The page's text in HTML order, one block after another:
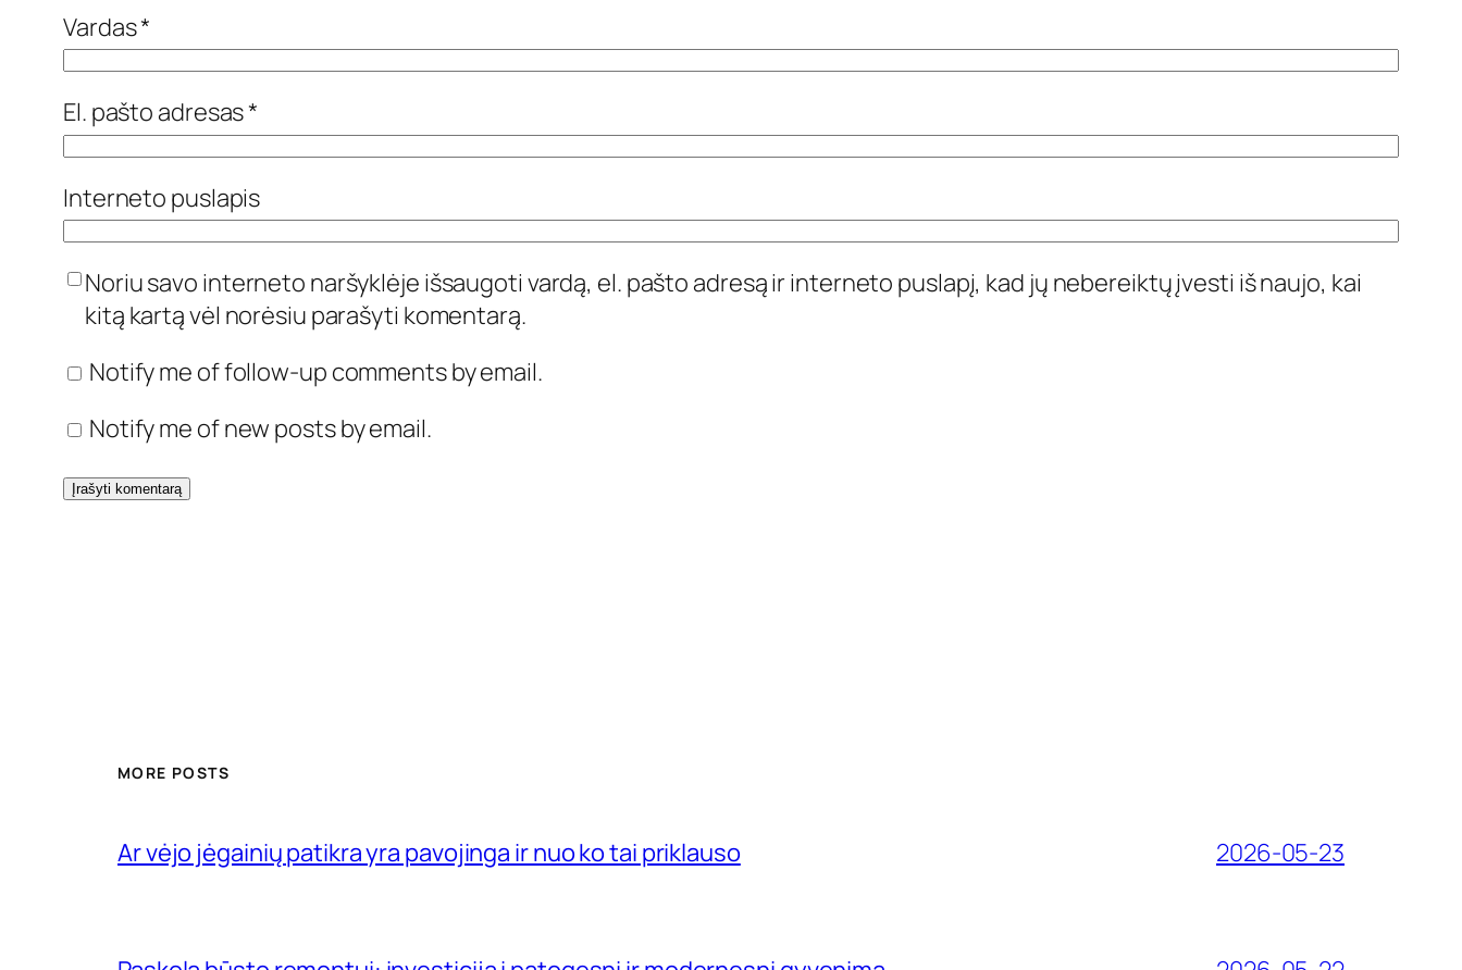
Vardas*
El. pašto adresas*
Interneto puslapis
Noriu savo interneto naršyklėje išsaugoti vardą, el. pašto adresą ir interneto puslapį, kad jų nebereiktų įvesti iš naujo, kai
kitą kartą vėl norėsiu parašyti komentarą.
Notify me of follow-up comments by email.
Notify me of new posts by email.
MORE POSTS
Ar vėjo jėgainių patikra yra pavojinga ir nuo ko tai priklauso 2026-05-23